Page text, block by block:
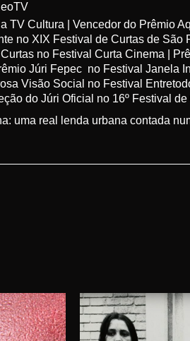
TV Cultura | Vencedor do Prêmio
no XIX Festival de Curtas de São
no Festival Curta Cinema |
Júri Fepec no Festival Janela
Visão Social no Festival
do Júri Oficial no 16º Festival
uma real lenda urbana contada